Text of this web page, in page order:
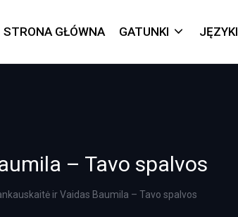
STRONA GŁÓWNA GATUNKI JĘZYKI
– Tavo spalvos
ir Vaidas Baumila – Tavo spalvos